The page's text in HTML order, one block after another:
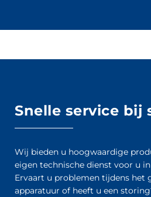
Snelle service bij
Wij bieden u hoogwaardige
eigen technische dienst voor u
Ervaart u problemen tijdens het
apparatuur of heeft u een